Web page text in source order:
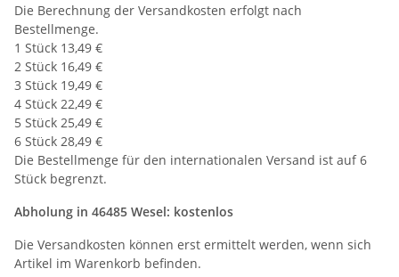
Die Berechnung der Versandkosten erfolgt nach
Bestellmenge.
1 Stück 13,49 €
2 Stück 16,49 €
3 Stück 19,49 €
4 Stück 22,49 €
5 Stück 25,49 €
6 Stück 28,49 €
Die Bestellmenge für den internationalen Versand ist auf 6
Stück begrenzt.
Abholung in 46485 Wesel: kostenlos
Die Versandkosten können erst ermittelt werden, wenn sich
Artikel im Warenkorb befinden.